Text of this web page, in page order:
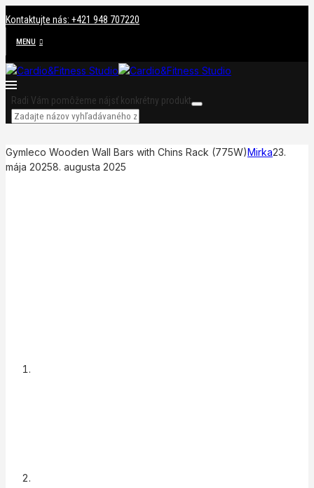
Kontaktujte nás: +421 948 707220
MENU
Radi Vám pomôžeme nájsť konkrétny produkt
Gymleco Wooden Wall Bars with Chins Rack (775W)Mirka23.
mája 20258. augusta 2025